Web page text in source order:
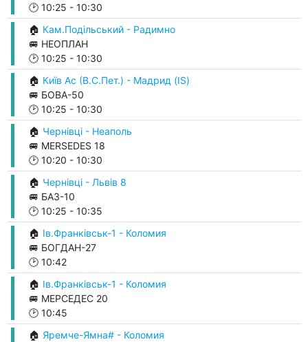
🕑 10:25 - 10:30
🏠 Кам.Подільський - Радимно
🚐 НЕОПЛАН
🕑 10:25 - 10:30
🏠 Київ Ас (В.С.Пет.) - Мадрид (IS)
🚐 БОВА-50
🕑 10:25 - 10:30
🏠 Чернівці - Неаполь
🚐 MERSEDES 18
🕑 10:20 - 10:30
🏠 Чернівці - Львів 8
🚐 БАЗ-10
🕑 10:25 - 10:35
🏠 Ів.Франківськ-1 - Коломия
🚐 БОГДАН-27
🕑 10:42
🏠 Ів.Франківськ-1 - Коломия
🚐 МЕРСЕДЕС 20
🕑 10:45
🏠 Яремче-Ямна# - Коломия